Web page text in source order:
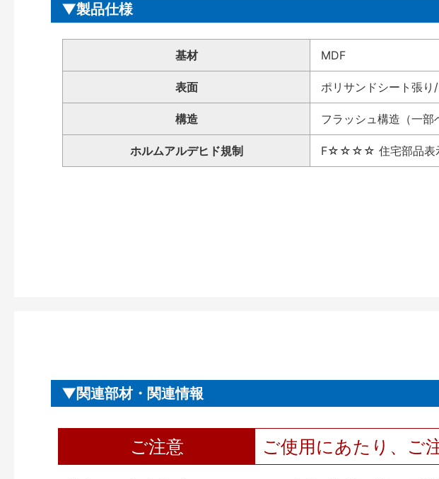
製品仕様
基材 MDF
表面 ポリサンドシート張り
構造 フラッシュ構造（一部
ホルムアルデヒド規制 F☆☆☆☆ 住宅部品表
関連部材・関連情報
ご注意 ご使用にあたり、ご